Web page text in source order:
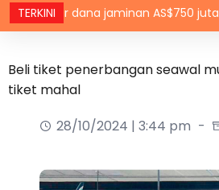
TERKINI
dana jaminan AS$750 juta
Beli tiket penerbangan seawal
tiket mahal
28/10/2024 | 3:44 pm